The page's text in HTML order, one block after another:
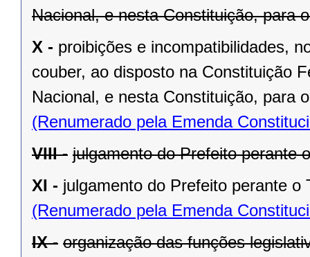
Nacional, e nesta Constituição, para
X - proibições e incompatibilidades,
couber, ao disposto na Constituição
Nacional, e nesta Constituição, para
(Renumerado pela Emenda
VIII - julgamento do Prefeito perante
XI - julgamento do Prefeito perante o
(Renumerado pela Emenda
IX - organização das funções